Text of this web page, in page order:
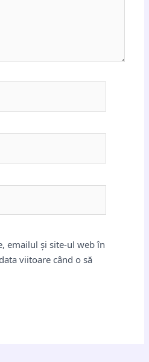
emailul și site-ul web în
viitoare când o să